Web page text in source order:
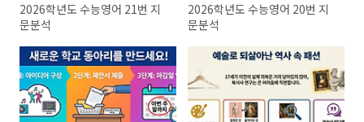
2026학년도 수능영어 21번 지
문분석
2026학년도 수능영어 20번 지
문분석